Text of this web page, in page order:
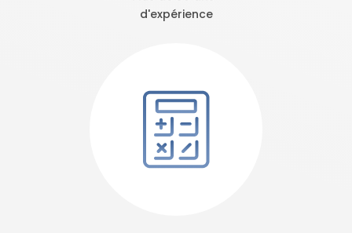
d'expérience